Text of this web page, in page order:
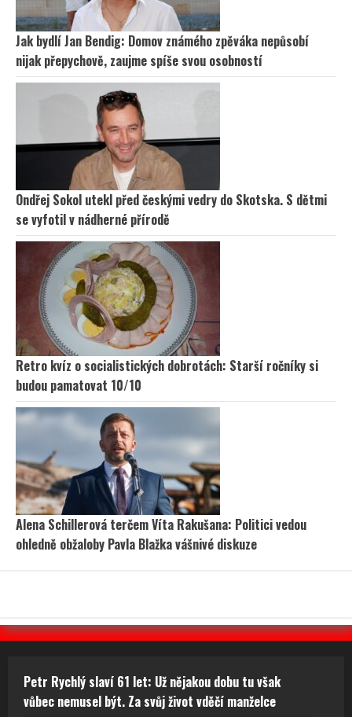
Jak bydlí Jan Bendig: Domov známého zpěváka nepůsobí
nijak přepychově, zaujme spíše svou osobností
Ondřej Sokol utekl před českými vedry do Skotska. S dětmi
se vyfotil v nádherné přírodě
Retro kvíz o socialistických dobrotách: Starší ročníky si
budou pamatovat 10/10
Alena Schillerová terčem Víta Rakušana: Politici vedou
ohledně obžaloby Pavla Blažka vášnivé diskuze
Petr Rychlý slaví 61 let: Už nějakou dobu tu však
vůbec nemusel být. Za svůj život vděčí manželce